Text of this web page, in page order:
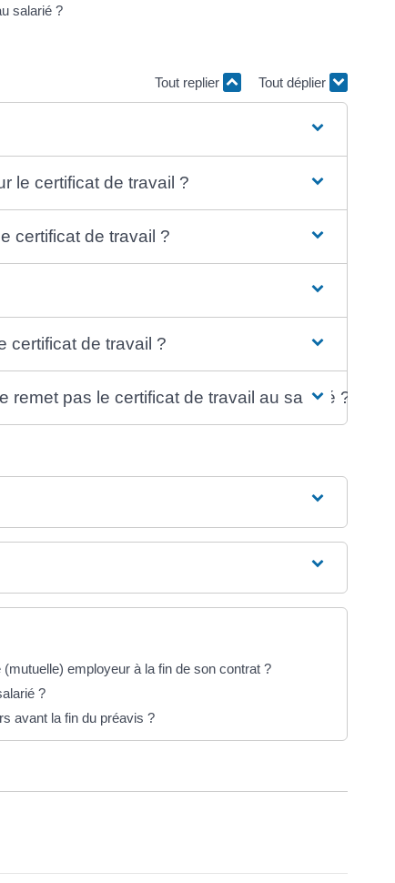
salarié ?
Tout replier Tout déplier
le certificat de travail ?
certificat de travail ?
certificat de travail ?
remet pas le certificat de travail au salarié ?
employeur à la fin de son contrat ?
?
avant la fin du préavis ?